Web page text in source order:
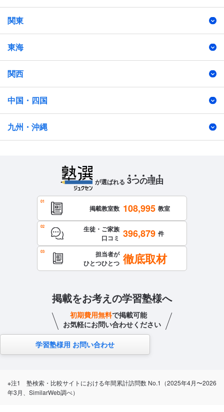
関東
東海
関西
中国・四国
九州・沖縄
が選ばれる 3つの理由
掲載教室数 108,995 教室
生徒・ご家族
口コミ 396,879 件
担当者が
ひとつひとつ 徹底取材
掲載をお考えの学習塾様へ
初期費用無料で掲載可能
お気軽にお問い合わせください
学習塾様用 お問い合わせ
※注1 塾検索・比較サイトにおける年間累計訪問数 No.1（2025年4月〜2026
年3月、SimilarWeb調べ）